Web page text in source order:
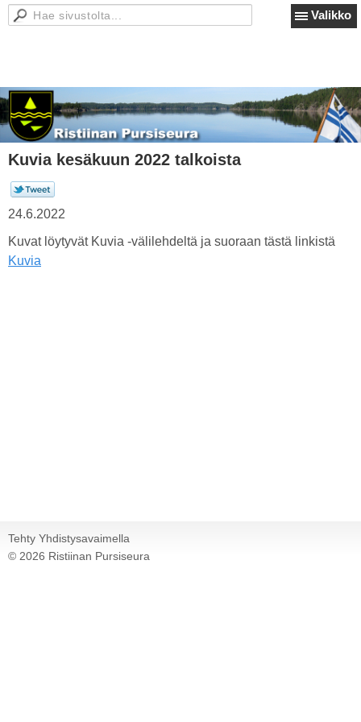
Valikko
Kuvia kesäkuun 2022 talkoista
24.6.2022
Kuvat löytyvät Kuvia -välilehdeltä ja suoraan tästä linkistä
Kuvia
Tehty Yhdistysavaimella
© 2026 Ristiinan Pursiseura